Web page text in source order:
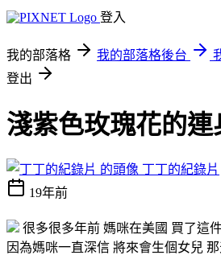
登入
我的部落格 我的部落格後台
登出
淺紫色玫瑰花的連
丁丁的紀錄片
19年前
很多很多年前 媽咪在美國 買了這
因為媽咪一直深信 將來會生個女兒